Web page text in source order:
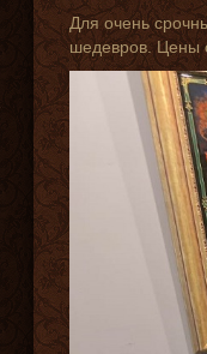
Для очень
шедевров. Цены